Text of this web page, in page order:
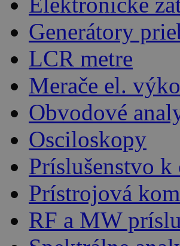
Generátory
LCR metre
Merače el.
Obvodové
Osciloskopy
Príslušenstvo
Prístrojová
RF a MW